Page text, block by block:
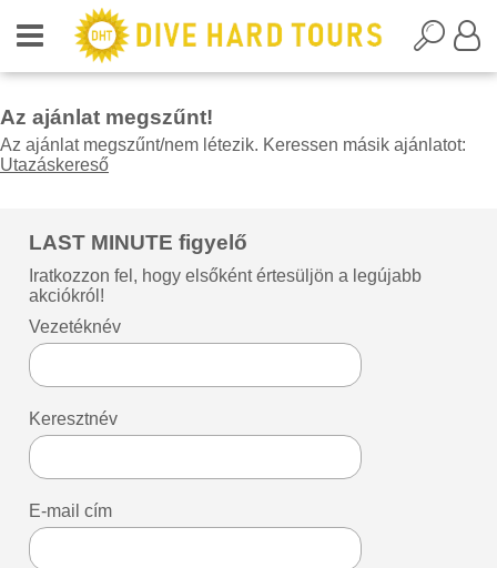
Az ajánlat megszűnt!
Az ajánlat megszűnt/nem létezik. Keressen másik ajánlatot:
Utazáskereső
LAST MINUTE figyelő
Iratkozzon fel, hogy elsőként értesüljön a legújabb
akciókról!
Vezetéknév
Keresztnév
E-mail cím